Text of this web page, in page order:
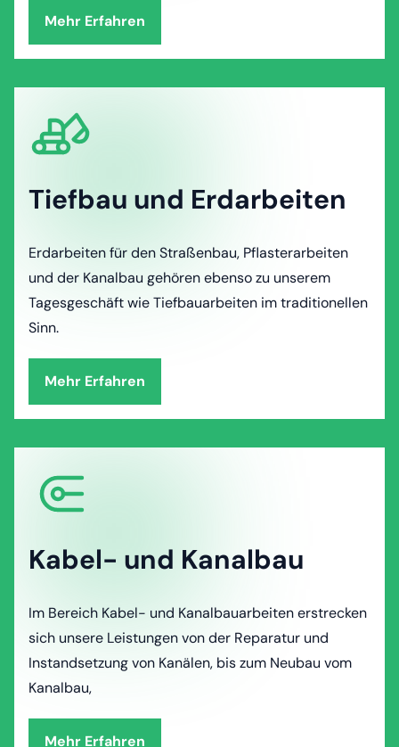
Mehr Erfahren
Tiefbau und Erdarbeiten
Erdarbeiten für den Straßenbau, Pflasterarbeiten
und der Kanalbau gehören ebenso zu unserem
Tagesgeschäft wie Tiefbauarbeiten im traditionellen
Sinn.
Mehr Erfahren
Kabel- und Kanalbau
Im Bereich Kabel- und Kanalbauarbeiten erstrecken
sich unsere Leistungen von der Reparatur und
Instandsetzung von Kanälen, bis zum Neubau vom
Kanalbau,
Mehr Erfahren